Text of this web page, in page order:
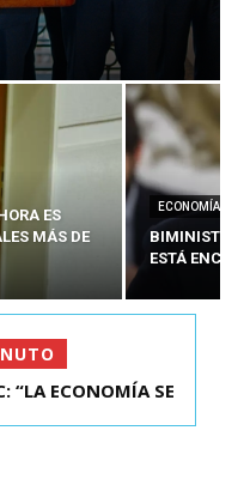
ES
MÁS DE
ECONOMÍA
BIMINISTRO
ESTÁ
ELECTO DE
“LA ECONOMÍA SE